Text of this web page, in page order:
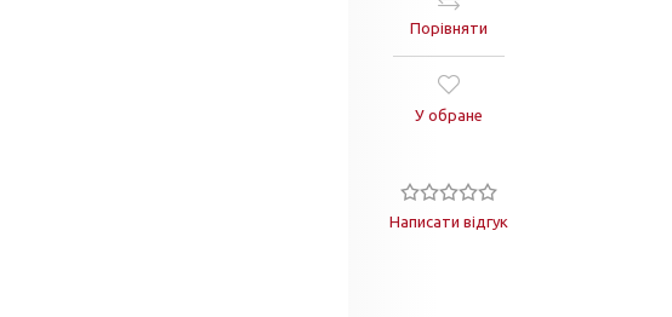
Порівняти
У обране
Написати відгук